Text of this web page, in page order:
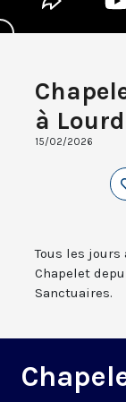
à
15/02/2026
Tous les
Chapelet
Sanctuaires.